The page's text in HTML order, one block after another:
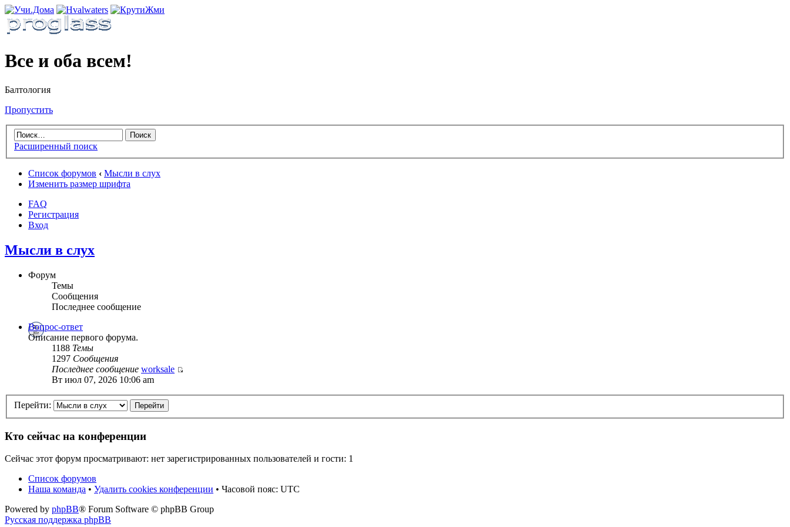
Все и оба всем!
Балтология
Пропустить
Расширенный поиск
Список форумов ‹ Мысли в слух
Изменить размер шрифта
FAQ
Регистрация
Вход
Мысли в слух
Форум
Темы
Сообщения
Последнее сообщение
Вопрос-ответ
Описание первого форума.
1188 Темы
1297 Сообщения
Последнее сообщение worksale
Вт июл 07, 2026 10:06 am
Перейти:
Кто сейчас на конференции
Сейчас этот форум просматривают: нет зарегистрированных пользователей и гости: 1
Список форумов
Наша команда • Удалить cookies конференции • Часовой пояс: UTC
Powered by phpBB® Forum Software © phpBB Group
Русская поддержка phpBB